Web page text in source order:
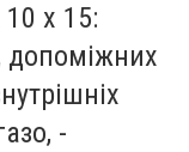
х 15:
допоміжних
-